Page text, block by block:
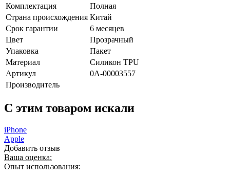
Комплектация
Полная
Страна происхождения Китай
Срок гарантии
6 месяцев
Цвет
Прозрачный
Упаковка
Пакет
Материал
Силикон TPU
Артикул
0А-00003557
Производитель
C этим товаром искали
iPhone
Apple
Добавить отзыв
Ваша оценка:
Опыт использования: